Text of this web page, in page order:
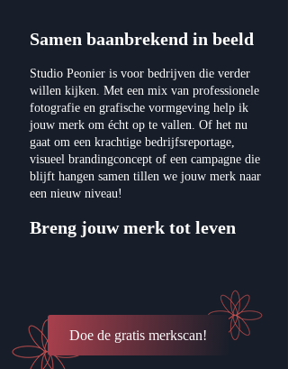
Samen baanbrekend in beeld
Studio Peonier is voor bedrijven die verder
willen kijken. Met een mix van professionele
fotografie en grafische vormgeving help ik
jouw merk om écht op te vallen. Of het nu
gaat om een krachtige bedrijfsreportage,
visueel brandingconcept of een campagne die
blijft hangen samen tillen we jouw merk naar
een nieuw niveau!
Breng jouw merk tot leven
Doe de gratis merkscan!